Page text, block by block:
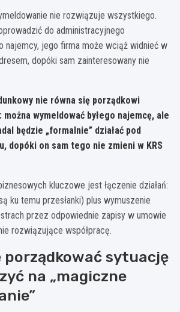
nie rozwiązuje wszystkiego.
do administracyjnego
najemcy, jego firma może wciąż widnieć w
dopóki sam zainteresowany nie
nie równa się porządkowi
wymeldować byłego najemcę, ale
będzie „formalnie” działać pod
dopóki on sam tego nie zmieni w KRS
kluczowe jest łączenie działań:
ku temu przesłanki) plus wymuszenie
przez odpowiednie zapisy w umowie
rozwiązujące współpracę.
porządkować sytuację
na „magiczne